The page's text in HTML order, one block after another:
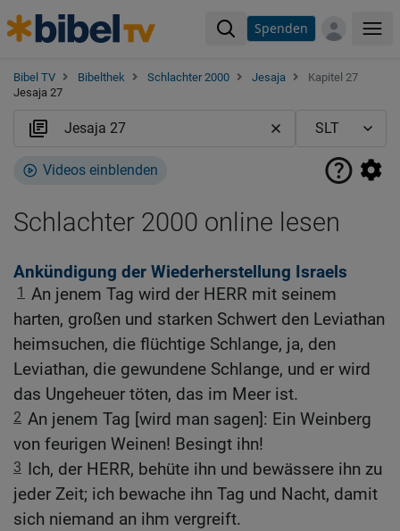
Spenden
Bibel TV Bibelthek Schlachter 2000 Jesaja
Kapitel 27
Jesaja 27
Videos einblenden
Schlachter 2000 online lesen
Ankündigung der Wiederherstellung Israels
1 An jenem Tag wird der HERR mit seinem
harten, großen und starken Schwert den Leviathan
heimsuchen, die flüchtige Schlange, ja, den
Leviathan, die gewundene Schlange, und er wird
das Ungeheuer töten, das im Meer ist.
2 An jenem Tag [wird man sagen]: Ein Weinberg
von feurigen Weinen! Besingt ihn!
3 Ich, der HERR, behüte ihn und bewässere ihn zu
jeder Zeit; ich bewache ihn Tag und Nacht, damit
sich niemand an ihm vergreift.